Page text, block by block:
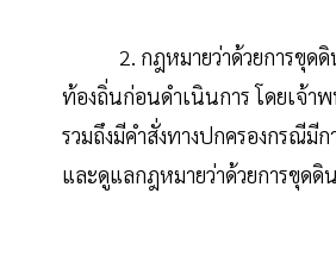
2. กฎหมายว่าด้วยการขุดดิน
ท้องถิ่นก่อนดำเนินการ โดยเจ้
รวมถึงมีคำสั่งทางปกครองกรณีมี
และดูแลกฎหมายว่าด้วยการขุด